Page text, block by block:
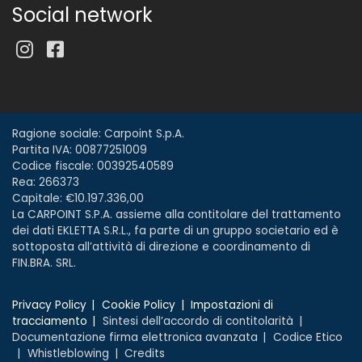
Social network
Ragione sociale: Carpoint S.p.A.
Partita IVA: 00877251009
Codice fiscale: 00392540589
Rea: 266373
Capitale: €10.197.336,00
La CARPOINT S.P.A. assieme alla contitolare del trattamento
dei dati EKLETTA S.R.L., fa parte di un gruppo societario ed è
sottoposta all’attività di direzione e coordinamento di
FIN.BRA. SRL.
Privacy Policy Cookie Policy
Impostazioni di
tracciamento
Sintesi dell’accordo di contitolarità
Documentazione firma elettronica avanzata
Codice Etico
Whistleblowing
Credits